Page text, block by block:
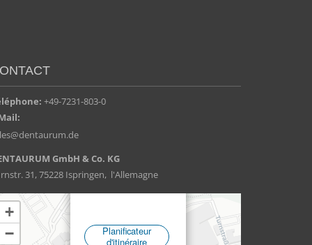
+49-7231-803-0
GmbH & Co. KG
31, 75228 Ispringen, l'Allemagne